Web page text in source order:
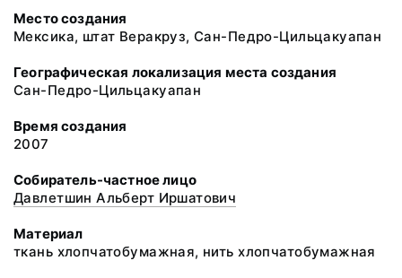
Место создания
Мексика, штат Веракруз, Сан-Педро-Цильцакуапан
Географическая локализация места создания
Сан-Педро-Цильцакуапан
Время создания
2007
Собиратель-частное лицо
Давлетшин Альберт Иршатович
Материал
ткань хлопчатобумажная, нить хлопчатобумажная